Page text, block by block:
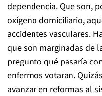
dependencia. Que son,
oxígeno domiciliario,
accidentes vasculares.
que son marginadas de
pregunto qué pasaría
enfermos votaran.
avanzar en reformas al